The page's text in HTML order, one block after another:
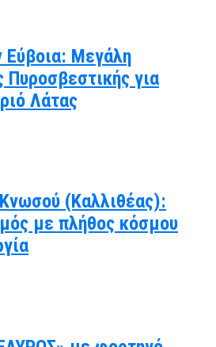
Εύβοια: Μεγάλη
Πυροσβεστικής για
Λάτας
(Καλλιθέας):
με πλήθος κόσμου